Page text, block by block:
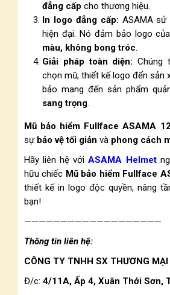
đẳng cấp cho thương hiệu.
In logo đẳng cấp: ASAMA sử
hiện đại. Nó đảm bảo logo
màu, không bong tróc.
Giải pháp toàn diện: Chúng
chọn mũ, thiết kế logo đến sản
bảo mang đến sản phẩm
sang trọng.
Mũ bảo hiểm Fullface ASAMA 12
sự bảo vệ tối giản và phong cách
Hãy liên hệ vớiASAMA Helmet
hữu chiếc Mũ bảo hiểm Fullface
thiết kế in logo độc quyền, nâng
bạn!
———————————————————
Thông tin liên hệ:
CÔNG TY TNHH SX THƯƠNG
Đ/c: 4/11A, Ấp 4, Xuân Thới Sơn,